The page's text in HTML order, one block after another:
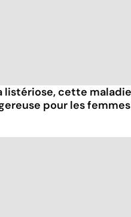
listériose, cette maladie
pour les